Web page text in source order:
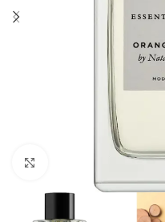
Натисніть, щоб